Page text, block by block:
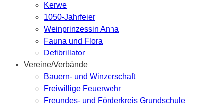
Kerwe
1050-Jahrfeier
Weinprinzessin Anna
Fauna und Flora
Defibrillator
Vereine/Verbände
Bauern- und Winzerschaft
Freiwillige Feuerwehr
Freundes- und Förderkreis Grundschule